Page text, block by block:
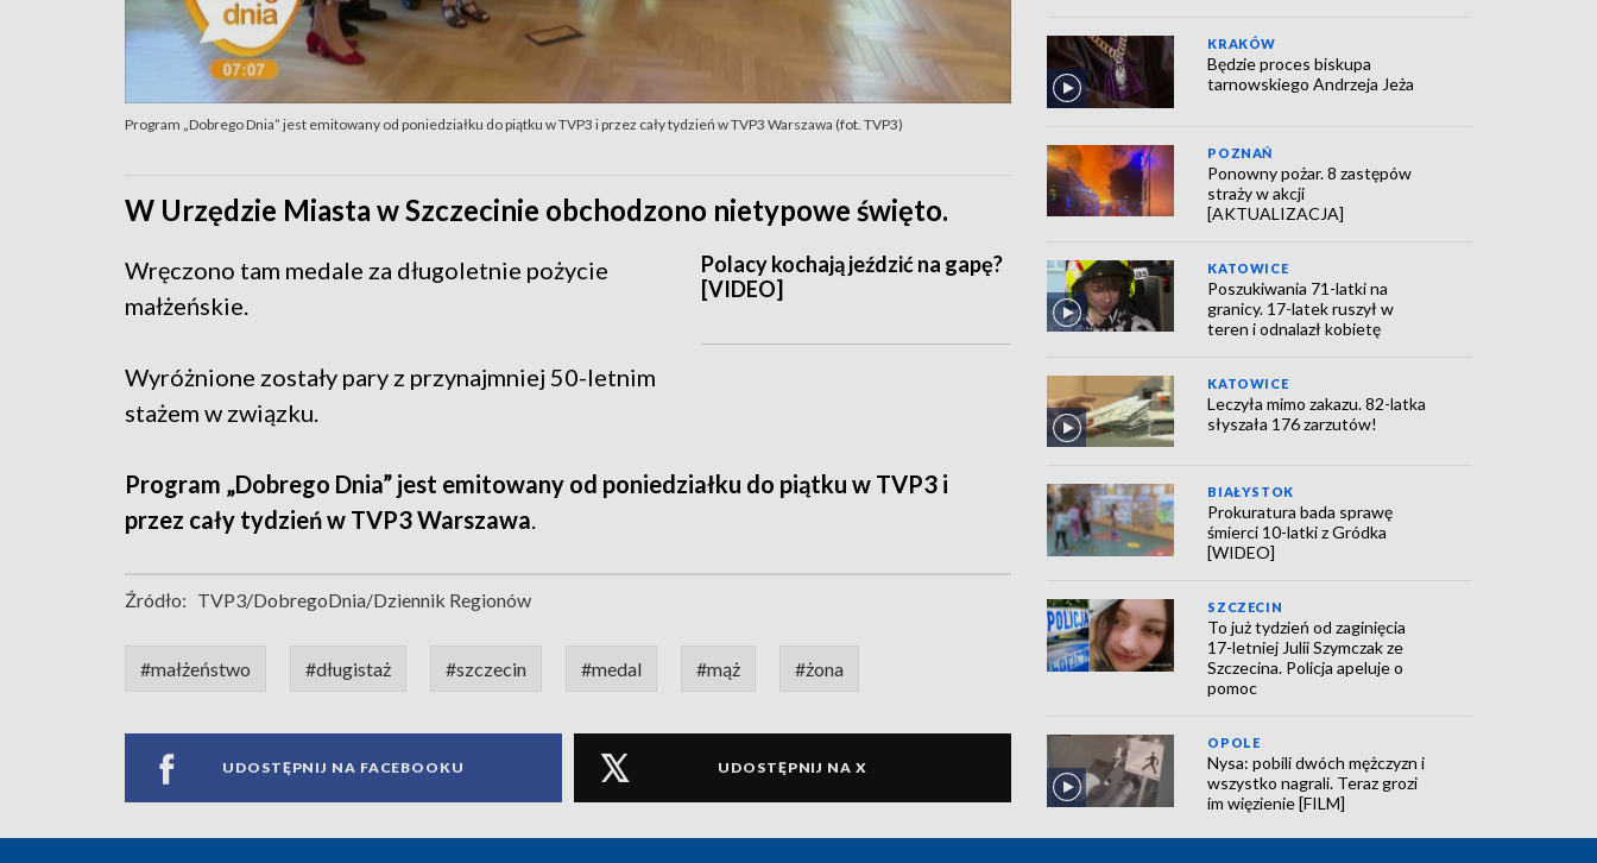
Program „Dobrego Dnia” jest emitowany od poniedziałku do piątku w TVP3 i przez cały tydzień w TVP3 Warszawa (fot. TVP3)
W Urzędzie Miasta w Szczecinie obchodzono nietypowe święto.
Polacy kochają jeździć na gapę?
[VIDEO]
Wręczono tam medale za długoletnie pożycie
małżeńskie.
Wyróżnione zostały pary z przynajmniej 50-letnim
stażem w związku.
Program „Dobrego Dnia” jest emitowany od poniedziałku do piątku w TVP3 i
przez cały tydzień w TVP3 Warszawa
Źródło: TVP3/DobregoDnia/Dziennik Regionów
#małżeństwo #długistaż #szczecin #medal #mąż #żona
UDOSTĘPNIJ NA FACEBOOKU UDOSTĘPNIJ NA X
KRAKÓW
Będzie proces biskupa
tarnowskiego Andrzeja Jeża
POZNAŃ
Ponowny pożar. 8 zastępów
straży w akcji
[AKTUALIZACJA]
KATOWICE
Poszukiwania 71-latki na
granicy. 17-latek ruszył w
teren i odnalazł kobietę
KATOWICE
Leczyła mimo zakazu. 82-latka
słyszała 176 zarzutów!
BIAŁYSTOK
Prokuratura bada sprawę
śmierci 10-latki z Gródka
[WIDEO]
SZCZECIN
To już tydzień od zaginięcia
17-letniej Julii Szymczak ze
Szczecina. Policja apeluje o
pomoc
OPOLE
Nysa: pobili dwóch mężczyzn i
wszystko nagrali. Teraz grozi
im więzienie [FILM]